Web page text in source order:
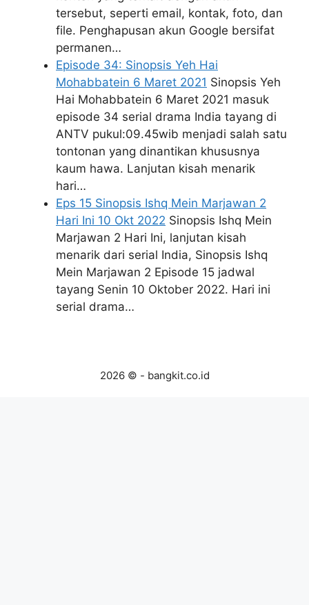
tersebut, seperti email, kontak, foto, dan
file. Penghapusan akun Google bersifat
permanen…
Episode 34: Sinopsis Yeh Hai
Mohabbatein 6 Maret 2021 Sinopsis Yeh
Hai Mohabbatein 6 Maret 2021 masuk
episode 34 serial drama India tayang di
ANTV pukul:09.45wib menjadi salah satu
tontonan yang dinantikan khususnya
kaum hawa. Lanjutan kisah menarik
hari…
Eps 15 Sinopsis Ishq Mein Marjawan 2
Hari Ini 10 Okt 2022 Sinopsis Ishq Mein
Marjawan 2 Hari Ini, lanjutan kisah
menarik dari serial India, Sinopsis Ishq
Mein Marjawan 2 Episode 15 jadwal
tayang Senin 10 Oktober 2022. Hari ini
serial drama…
2026 © - bangkit.co.id